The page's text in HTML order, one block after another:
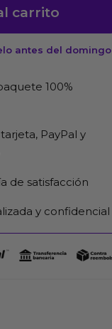
carrito
antes del domingo
100%
PayPal y
de satisfacción
y confidencial